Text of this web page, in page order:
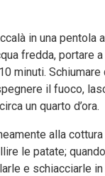
in una pentola
fredda, portare
minuti. Schiumare
il fuoco,
un quarto d’ora.
alla
le patate;
e schiacciarle in